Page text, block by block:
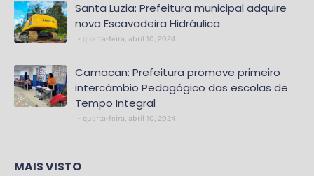
Santa Luzia: Prefeitura municipal adquire
nova Escavadeira Hidráulica
quarta-feira, abril 10, 2024
Camacan: Prefeitura promove primeiro
intercâmbio Pedagógico das escolas de
Tempo Integral
quarta-feira, abril 10, 2024
MAIS VISTO